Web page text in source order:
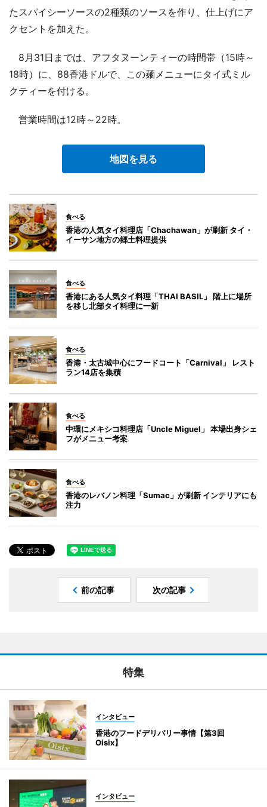
たスパイシーソースの2種類のソースを作り、仕上げにア
クセントを加えた。
8月31日までは、アフタヌーンティーの時間帯（15時～
18時）に、88香港ドルで、この麺メニューにタイ式ミル
クティーを付ける。
営業時間は12時～22時。
地図を見る
食べる
香港の人気タイ料理店「Chachawan」が刷新 タイ・
イーサン地方の郷土料理提供
食べる
香港にある人気タイ料理「THAI BASIL」 階上に場所
を移し北部タイ料理に一新
食べる
香港・太古城中心にフードコート「Carnival」 レスト
ラン14店を集積
食べる
中環にメキシコ料理店「Uncle Miguel」 本場出身シェ
フがメニュー考案
食べる
香港のレバノン料理「Sumac」が刷新 インテリアにも
注力
前の記事 次の記事
特集
インタビュー
香港のフードデリバリー事情【第3回
Oisix】
インタビュー